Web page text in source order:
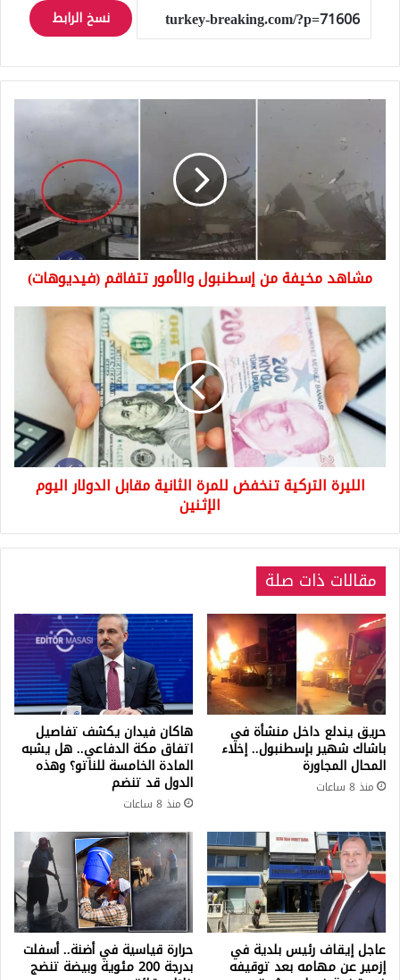
نسخ الرابط
مشاهد
مخيفة
من
إسطنبول
والأمور
تتفاقم
(فيديوهات)
مشاهد مخيفة من إسطنبول والأمور تتفاقم (فيديوهات)
التركية
تنخفض
للمرة
الثانية
مقابل
الدولار
اليوم
الإثنين
الليرة التركية تنخفض للمرة الثانية مقابل الدولار اليوم
الإثنين
مقالات ذات صلة
حريق يندلع داخل منشأة في
باشاك شهير بإسطنبول.. إخلاء
المحال المجاورة
منذ 8 ساعات
هاكان فيدان يكشف تفاصيل
اتفاق مكة الدفاعي.. هل يشبه
المادة الخامسة للناتو؟ وهذه
الدول قد تنضم
منذ 8 ساعات
عاجل إيقاف رئيس بلدية في
إزمير عن مهامه بعد توقيفه
حرارة قياسية في أضنة.. أسفلت
بدرجة 200 مئوية وبيضة تنضج